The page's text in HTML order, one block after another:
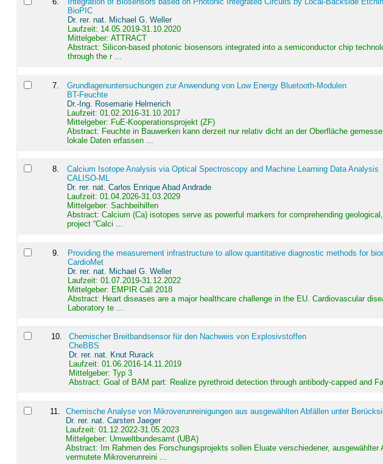
BioPIC
Dr. rer. nat. Michael G. Weller
Laufzeit: 14.05.2019-31.10.2020
Mittelgeber: ATTRACT
Abstract: Silicon-based photonic biosensors integrated into a semiconductor chip
through the r ...
7.
Grundlagenuntersuchungen zur Anwendung von Low Energy Bluetooth-Modulen
BT-Feuchte
Dr.-Ing. Rosemarie Helmerich
Laufzeit: 01.02.2016-31.10.2017
Mittelgeber: FuE-Kooperationsprojekt (ZF)
Abstract: Feuchte in Bauwerken kann derzeit nur relativ dicht an der Oberfläche
lokale Daten erfassen ...
8.
Calcium Isotope Analysis via Optical Spectroscopy and Machine Learning Data Analysis
CALISO-ML
Dr. rer. nat. Carlos Enrique Abad Andrade
Laufzeit: 01.04.2026-31.03.2029
Mittelgeber: Sachbeihilfen
Abstract:Calcium (Ca) isotopes serve as powerful markers for comprehending
project “Calci ...
9
Providing the measurement infrastructure to allow quantitative diagnostic methods for
CardioMet
Dr. rer. nat. Michael G. Weller
Laufzeit: 01.07.2019-31.12.2022
Mittelgeber: EMPIR Call 2018
Abstract: Heart diseases are a major healthcare challenge in the EU. Cardiovascular
Laboratory te ...
10.
Chemischer Breitbandsensor für den Nachweis von Explosivstoffen
CheBBS
Dr. rer. nat. Knut Rurack
Laufzeit: 01.06.2016-14.11.2019
Mittelgeber: Typ 3
Abstract:Goal of BAM part: Realize pyrethroid detection through antibody-capped and
11
Chemische Analyse von Mikroverunreinigungen aus ausgewählten Abfällen unter
Dr. rer. nat. Carsten Jaeger
Laufzeit: 01.12.2022-31.05.2023
Mittelgeber: Umweltbundesamt (UBA)
Abstract: Im Rahmen des Forschungsprojekts sollen Eluate verschiedener,
vermutete Mikroverunreini ...